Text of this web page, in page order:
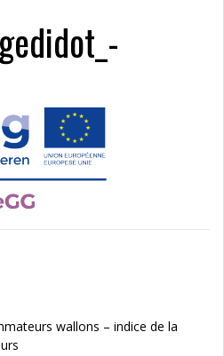
wallons – indice de la